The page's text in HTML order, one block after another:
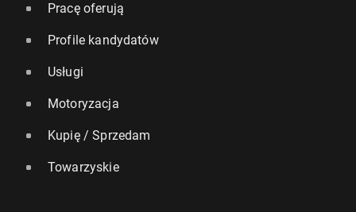
Pracę oferują
Profile kandydatów
Usługi
Motoryzacja
Kupię / Sprzedam
Towarzyskie